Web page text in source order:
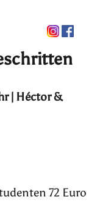
| Héctor &
72 Euro